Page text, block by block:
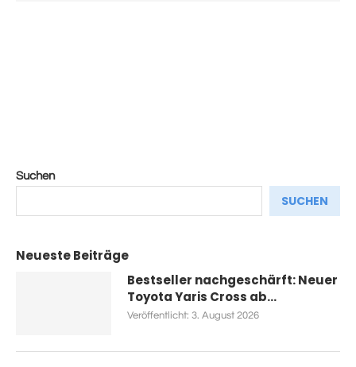
Suchen
SUCHEN
Neueste Beiträge
Bestseller nachgeschärft: Neuer
Toyota Yaris Cross ab...
Veröffentlicht: 3. August 2026